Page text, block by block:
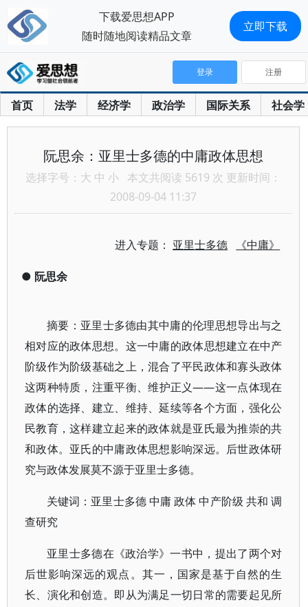
首页 法学 经济学 政治学 国际关系 社会学
登录 注册
阮思余：亚里士多德的中庸政体思想
选择字号： 大 中 小 本文共阅读 5619 次 更新时间：
2008-09-04 11:37
进入专题： 亚里士多德 《中庸》
● 阮思余
摘要：亚里士多德由其中庸的伦理思想导出与之
相对应的政体思想。这一中庸的政体思想建立在中产
阶级作为阶级基础之上，混合了平民政体和寡头政体
这两种特质，注重平衡、维护正义——这一点体现在
政体的选择、建立、维持、延续等各个方面，强化公
民教育，这样建立起来的政体就是亚氏最为推崇的共
和政体。亚氏的中庸政体思想影响深远。后世政体研
究与政体发展莫不源于亚里士多德。
关键词：亚里士多德 中庸 政体 中产阶级 共和 调
查研究
亚里士多德在《政治学》一书中，提出了两个对
后世影响深远的观点。其一，国家是基于自然的生
长、演化和创造。即从为满足一切日常的需要起见所
下载爱思想APP
随时随地阅读精品文章
立即下载